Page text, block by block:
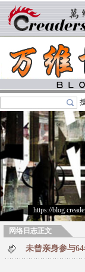
https://
网络日志正文
未曾亲身参与